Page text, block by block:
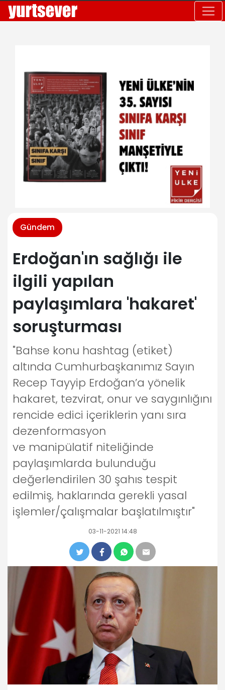
Gündem
Erdoğan'ın sağlığı ile
ilgili yapılan
paylaşımlara 'hakaret'
soruşturması
"Bahse konu hashtag (etiket)
altında Cumhurbaşkanımız Sayın
Recep Tayyip Erdoğan’a yönelik
hakaret, tezvirat, onur ve saygınlığını
rencide edici içeriklerin yanı sıra
dezenformasyon
ve manipülatif niteliğinde
paylaşımlarda bulunduğu
değerlendirilen 30 şahıs tespit
edilmiş, haklarında gerekli yasal
işlemler/çalışmalar başlatılmıştır"
03-11-2021 14:48